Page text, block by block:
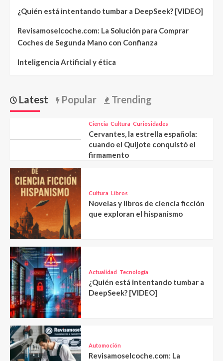
¿Quién está intentando tumbar a DeepSeek? [VIDEO]
Revisamoselcoche.com: La Solución para Comprar
Coches de Segunda Mano con Confianza
Inteligencia Artificial y ética
Latest Popular Trending
Ciencia Cultura Curiosidades
Cervantes, la estrella española:
cuando el Quijote conquistó el
firmamento
Cultura Libros
Novelas y libros de ciencia ficción
que exploran el hispanismo
Actualidad Tecnología
¿Quién está intentando tumbar a
DeepSeek? [VIDEO]
Automoción
Revisamoselcoche.com: La